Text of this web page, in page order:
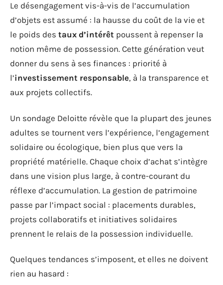
Le désengagement vis-à-vis de l’accumulation
d’objets est assumé : la hausse du coût de la vie et
le poids des taux d’intérêt poussent à repenser la
notion même de possession. Cette génération veut
donner du sens à ses finances : priorité à
l’investissement responsable, à la transparence et
aux projets collectifs.
Un sondage Deloitte révèle que la plupart des jeunes
adultes se tournent vers l’expérience, l’engagement
solidaire ou écologique, bien plus que vers la
propriété matérielle. Chaque choix d’achat s’intègre
dans une vision plus large, à contre-courant du
réflexe d’accumulation. La gestion de patrimoine
passe par l’impact social : placements durables,
projets collaboratifs et initiatives solidaires
prennent le relais de la possession individuelle.
Quelques tendances s’imposent, et elles ne doivent
rien au hasard :